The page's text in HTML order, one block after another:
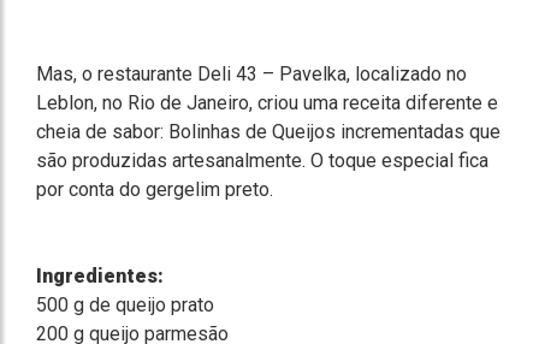
Mas, o restaurante Deli 43 – Pavelka, localizado no
Leblon, no Rio de Janeiro, criou uma receita diferente e
cheia de sabor: Bolinhas de Queijos incrementadas que
são produzidas artesanalmente. O toque especial fica
por conta do gergelim preto.
Ingredientes:
500 g de queijo prato
200 g queijo parmesão